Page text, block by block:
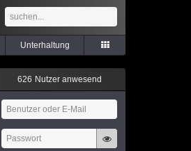
Unterhaltung
626 Nutzer anwesend